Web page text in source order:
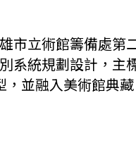
市立術館籌備處第
系統規劃設計，主
並融入美術館典